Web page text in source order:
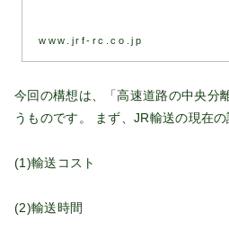
www.jrf-rc.co.jp
今回の構想は、「高速道路の中央分
うものです。 まず、JR輸送の現在の
(1)輸送コスト
(2)輸送時間